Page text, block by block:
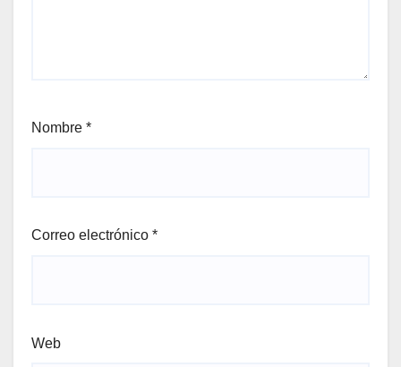
Nombre *
Correo electrónico *
Web